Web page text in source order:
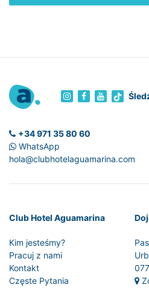
+34 971 35 80 60
WhatsApp
hola@clubhotelaguamarina.com
Club Hotel Aguamarina
Kim jesteśmy?
Pracuj z nami
Kontakt
Częste Pytania